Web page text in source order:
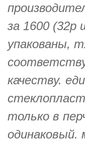
за 1600
упакованы,
качеству.
только в
одинаковый.